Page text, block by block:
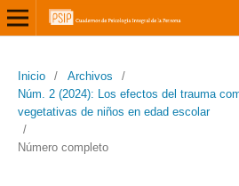
Inicio / Archivos
/
Núm. 2 (2024): Los efectos del trauma
vegetativas de niños en edad escolar
/
Número completo